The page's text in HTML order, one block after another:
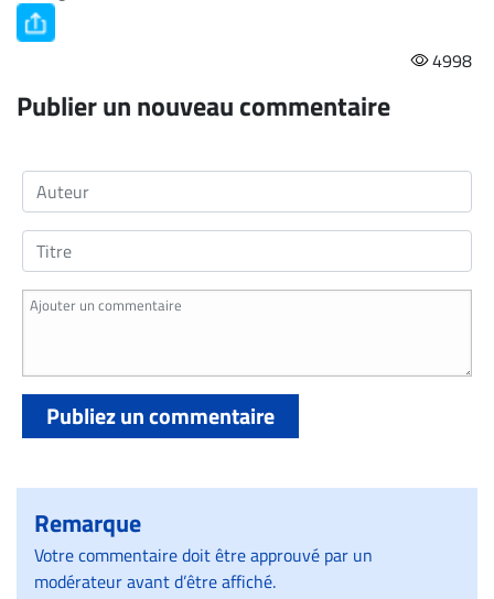
4998
Publier un nouveau commentaire
Publiez un commentaire
Remarque
Votre commentaire doit être approuvé par un
modérateur avant d’être affiché.